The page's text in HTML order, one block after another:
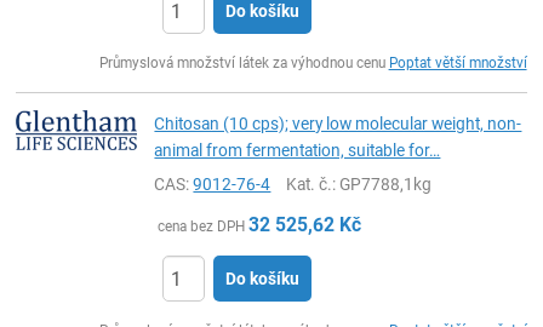
Do košíku
Průmyslová množství látek za výhodnou cenu Poptat větší množství
Chitosan (10 cps); very low molecular weight, non-
animal from fermentation, suitable for…
CAS:9012-76-4 Kat. č.: GP7788,1kg
cena bez DPH 32 525,62 Kč
Do košíku